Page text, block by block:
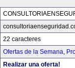
22 caracteres
Ofertas de la Semana,
Realizar una oferta!